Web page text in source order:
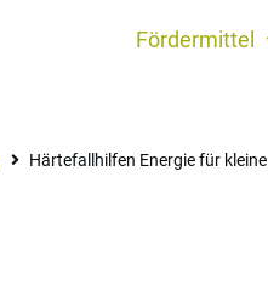
Fördermittel
Härtefallhilfen Energie für